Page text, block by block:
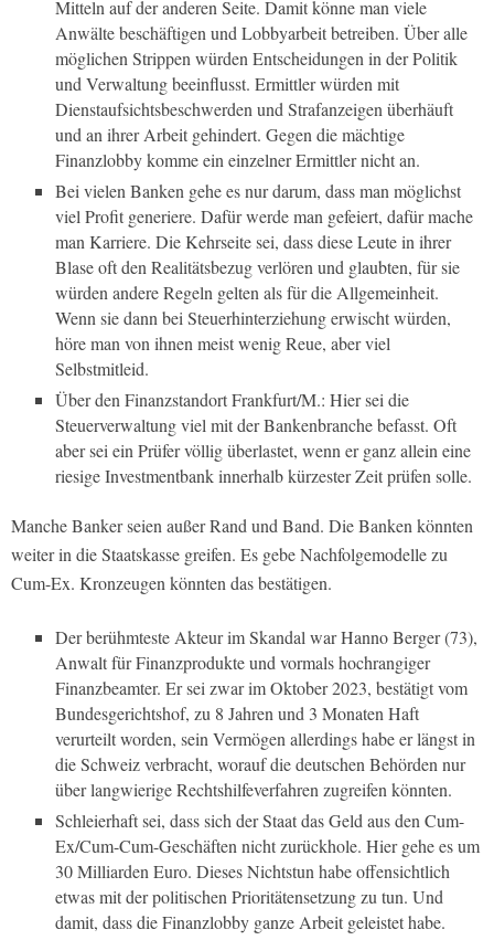
Mitteln auf der anderen Seite. Damit könne man viele
Anwälte beschäftigen und Lobbyarbeit betreiben. Über alle
möglichen Strippen würden Entscheidungen in der Politik
und Verwaltung beeinflusst. Ermittler würden mit
Dienstaufsichtsbeschwerden und Strafanzeigen überhäuft
und an ihrer Arbeit gehindert. Gegen die mächtige
Finanzlobby komme ein einzelner Ermittler nicht an.
Bei vielen Banken gehe es nur darum, dass man möglichst
viel Profit generiere. Dafür werde man gefeiert, dafür mache
man Karriere. Die Kehrseite sei, dass diese Leute in ihrer
Blase oft den Realitätsbezug verlören und glaubten, für sie
würden andere Regeln gelten als für die Allgemeinheit.
Wenn sie dann bei Steuerhinterziehung erwischt würden,
höre man von ihnen meist wenig Reue, aber viel
Selbstmitleid.
Über den Finanzstandort Frankfurt/M.: Hier sei die
Steuerverwaltung viel mit der Bankenbranche befasst. Oft
aber sei ein Prüfer völlig überlastet, wenn er ganz allein eine
riesige Investmentbank innerhalb kürzester Zeit prüfen solle.
Manche Banker seien außer Rand und Band. Die Banken könnten
weiter in die Staatskasse greifen. Es gebe Nachfolgemodelle zu
Cum-Ex. Kronzeugen könnten das bestätigen.
Der berühmteste Akteur im Skandal war Hanno Berger (73),
Anwalt für Finanzprodukte und vormals hochrangiger
Finanzbeamter. Er sei zwar im Oktober 2023, bestätigt vom
Bundesgerichtshof, zu 8 Jahren und 3 Monaten Haft
verurteilt worden, sein Vermögen allerdings habe er längst in
die Schweiz verbracht, worauf die deutschen Behörden nur
über langwierige Rechtshilfeverfahren zugreifen könnten.
Schleierhaft sei, dass sich der Staat das Geld aus den Cum-
Ex/Cum-Cum-Geschäften nicht zurückhole. Hier gehe es um
30 Milliarden Euro. Dieses Nichtstun habe offensichtlich
etwas mit der politischen Prioritätensetzung zu tun. Und
damit, dass die Finanzlobby ganze Arbeit geleistet habe.